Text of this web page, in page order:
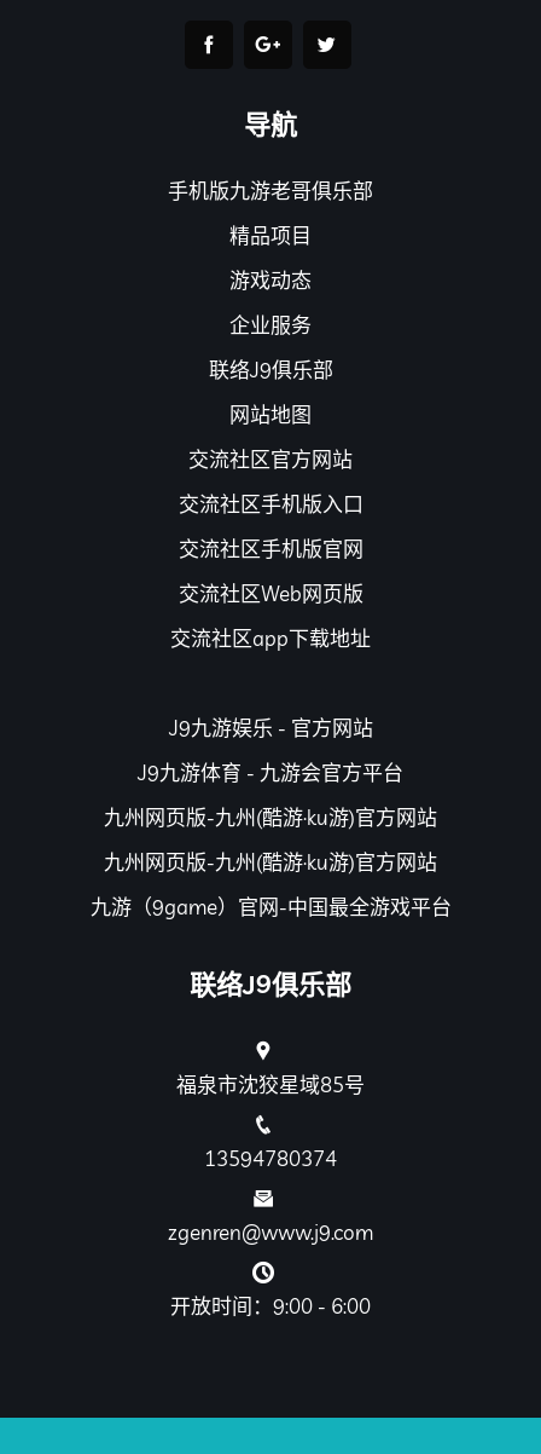
导航
手机版九游老哥俱乐部
精品项目
游戏动态
企业服务
联络J9俱乐部
网站地图
交流社区官方网站
交流社区手机版入口
交流社区手机版官网
交流社区Web网页版
交流社区app下载地址
J9九游娱乐 - 官方网站
J9九游体育 - 九游会官方平台
九州网页版-九州(酷游·ku游)官方网站
九州网页版-九州(酷游·ku游)官方网站
九游（9game）官网-中国最全游戏平台
联络J9俱乐部
福泉市沈狡星域85号
13594780374
zgenren@www.j9.com
开放时间：9:00 - 6:00